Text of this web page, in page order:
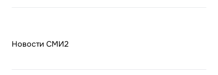
Новости СМИ2